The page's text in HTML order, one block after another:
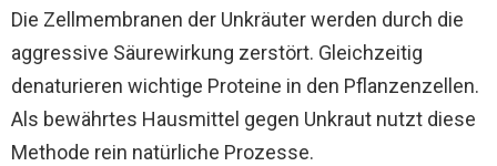
Die Zellmembranen der Unkräuter werden durch die
aggressive Säurewirkung zerstört. Gleichzeitig
denaturieren wichtige Proteine in den Pflanzenzellen.
Als bewährtes Hausmittel gegen Unkraut nutzt diese
Methode rein natürliche Prozesse.